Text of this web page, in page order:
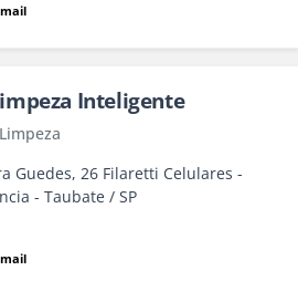
Inteligente
Guedes, 26 Filaretti Celulares -
- Taubate / SP